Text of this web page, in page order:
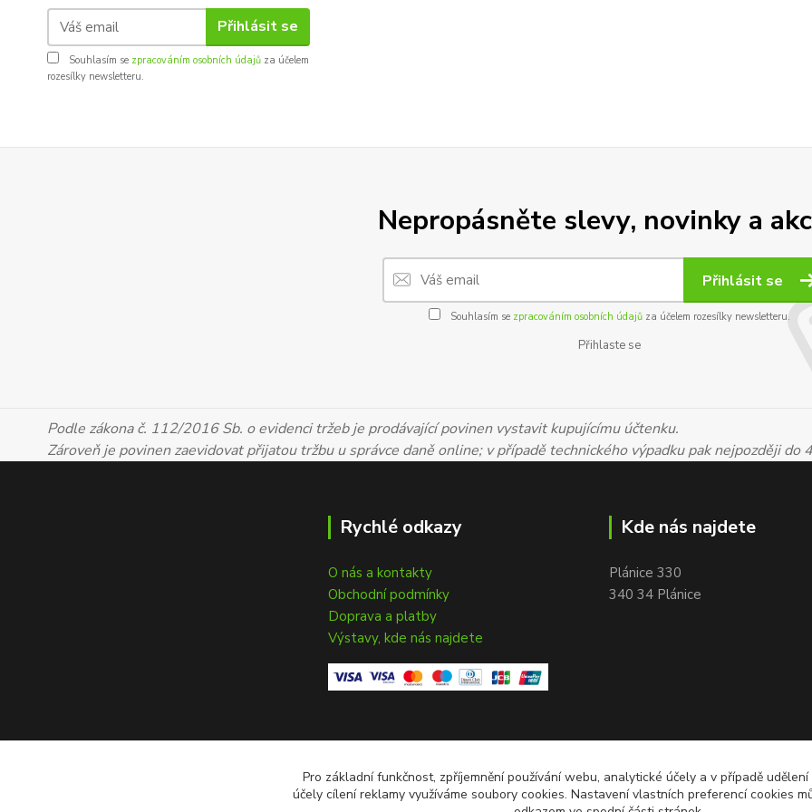
Přihlásit se
Souhlasím se zpracováním osobních údajů za účelem
rozesílky newsletteru.
Nepropásněte slevy, novinky a
Přihlásit se
Souhlasím se zpracováním osobních údajůza účelem rozesílky newsletteru.
Přihlaste se
Podle zákona č. 112/2016 Sb. o evidenci tržeb je prodávající povinen vystavit kupujícímu účtenku.
Zároveň je povinen zaevidovat přijatou tržbu u správce daně online; v případě technického výpadku pak nejpozději do
Rychlé odkazy
O nás a kontakty
Obchodní podmínky
Doprava a platby
Výstavy, kde nás najdete
Kde nás najdete
Plánice 330
340 34 Plánice
Pro základní funkčnost, zpříjemnění používání webu, analytické účely a v případě
účely cílení reklamy využíváme soubory cookies. Nastavení vlastních preferencí cookies